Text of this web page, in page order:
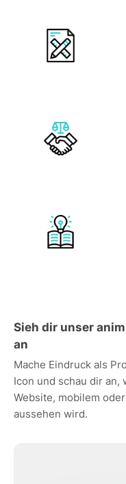
Sieh dir unser
an
Mache Eindruck als
Icon und schau dir
Website, mobilem
aussehen wird.